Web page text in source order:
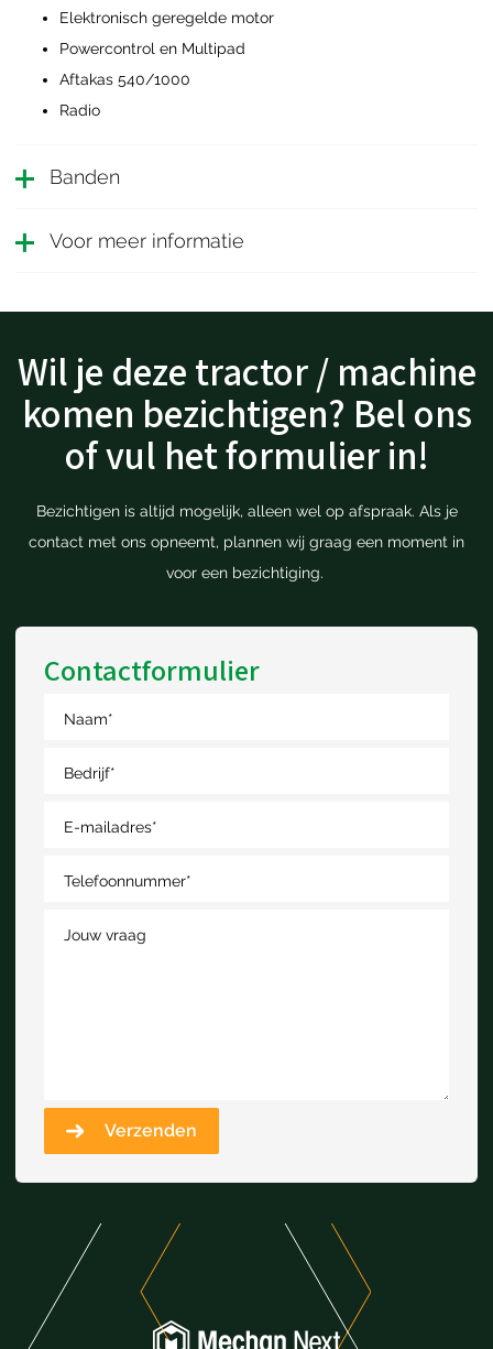
Elektronisch geregelde motor
Powercontrol en Multipad
Aftakas 540/1000
Radio
Banden
Voor meer informatie
Wil je deze tractor / machine
komen bezichtigen? Bel ons
of vul het formulier in!
Bezichtigen is altijd mogelijk, alleen wel op afspraak. Als je
contact met ons opneemt, plannen wij graag een moment in
voor een bezichtiging.
Contactformulier
Naam*
Bedrijf*
E-mailadres*
Telefoonnummer*
Jouw vraag
Verzenden